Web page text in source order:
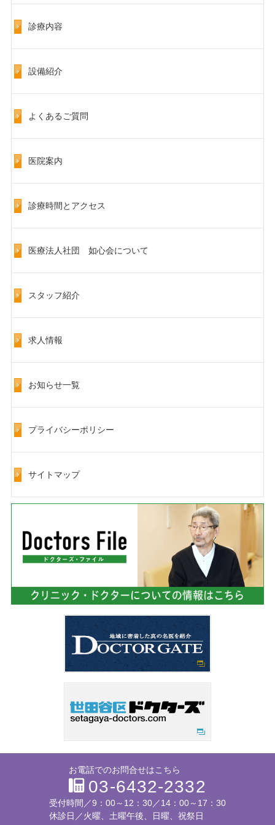
診療内容
設備紹介
よくあるご質問
医院案内
診療時間とアクセス
医療法人社団 如心会について
スタッフ紹介
求人情報
お知らせ一覧
プライバシーポリシー
サイトマップ
お電話でのお問合せはこちら
03-6432-2332
受付時間／9：00～12：30／14：00～17：30
休診日／火曜、土曜午後、日曜、祝祭日